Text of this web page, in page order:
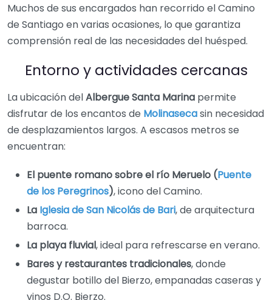
Muchos de sus encargados han recorrido el Camino
de Santiago en varias ocasiones, lo que garantiza
comprensión real de las necesidades del huésped.
Entorno y actividades cercanas
La ubicación delAlbergue Santa Marina permite
disfrutar de los encantos de Molinasecasin necesidad
de desplazamientos largos. A escasos metros se
encuentran:
El puente romano sobre el río Meruelo (Puente
de los Peregrinos), icono del Camino.
La Iglesia de San Nicolás de Bari, de arquitectura
barroca.
La playa fluvial, ideal para refrescarse en verano.
Bares y restaurantes tradicionales, donde
degustar botillo del Bierzo, empanadas caseras y
vinos D.O. Bierzo.